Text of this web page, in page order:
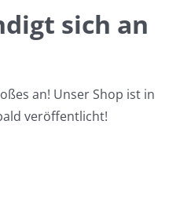
sich an
an! Unser Shop ist in
veröffentlicht!